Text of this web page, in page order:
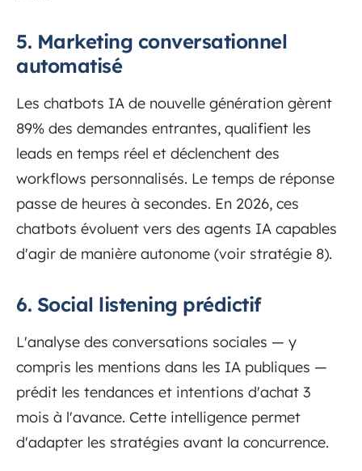
5. Marketing conversationnel
automatisé
Les chatbots IA de nouvelle génération gèrent
89% des demandes entrantes, qualifient les
leads en temps réel et déclenchent des
workflows personnalisés. Le temps de réponse
passe de heures à secondes. En 2026, ces
chatbots évoluent vers des agents IA capables
d'agir de manière autonome (voir stratégie 8).
6. Social listening prédictif
L'analyse des conversations sociales — y
compris les mentions dans les IA publiques —
prédit les tendances et intentions d'achat 3
mois à l'avance. Cette intelligence permet
d'adapter les stratégies avant la concurrence.